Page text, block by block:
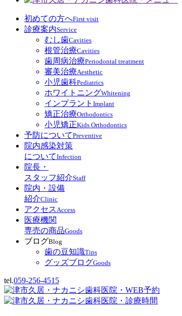
初めての方へFirst visit
診療案内Service
むし歯Cavities
根管治療Cavities
歯周病治療Periodontal treatment
審美治療Aesthetic
小児歯科Pediatrics
ホワイトニングWhitening
インプラント Implant
矯正治療Orthodontics
小児矯正Kids Orthodontics
予防についてPreventive
院内感染対策
についてInfection
院長・
スタッフ紹介Staff
院内・設備
紹介Clinic
アクセス Access
医療機関
専売の商品Goods
ブログBlog
歯の豆知識Tips
グッズブログGoods
tel.059-256-4515